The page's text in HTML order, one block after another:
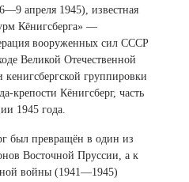
апреля 1945), известная
Кёнигсберга» —
вооруженных сил СССР
Великой Отечественной
группировки
крепости Кёнигсберг, часть
1945 года.
был превращён в один из
Восточной Пруссии, а к
войны (1941—1945)